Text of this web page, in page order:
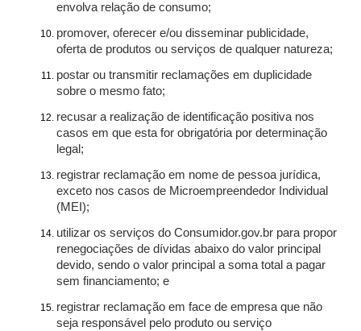
envolva relação de consumo;
promover, oferecer e/ou disseminar publicidade,
oferta de produtos ou serviços de qualquer natureza;
postar ou transmitir reclamações em duplicidade
sobre o mesmo fato;
recusar a realização de identificação positiva nos
casos em que esta for obrigatória por determinação
legal;
registrar reclamação em nome de pessoa jurídica,
exceto nos casos de Microempreendedor Individual
(MEI);
utilizar os serviços do Consumidor.gov.br para propor
renegociações de dívidas abaixo do valor principal
devido, sendo o valor principal a soma total a pagar
sem financiamento; e
registrar reclamação em face de empresa que não
seja responsável pelo produto ou serviço